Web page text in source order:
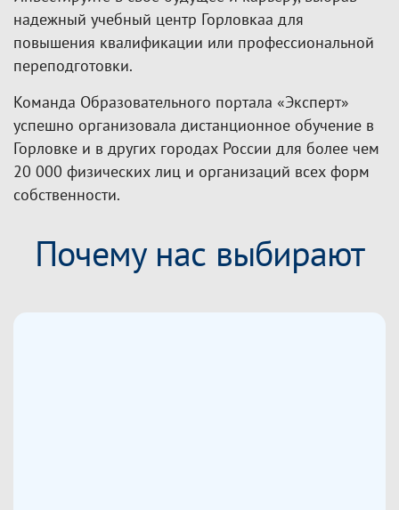
надежный учебный центр Горловкаа для
повышения квалификации или профессиональной
переподготовки.
Команда Образовательного портала «Эксперт»
успешно организовала дистанционное обучение в
Горловке и в других городах России для более чем
20 000 физических лиц и организаций всех форм
собственности.
Почему нас выбирают